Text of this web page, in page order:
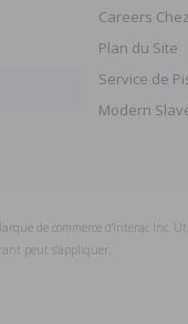
Careers
Plan du Site
Service de
Modern
de commerce d'Interac Inc.
peut s'appliquer.